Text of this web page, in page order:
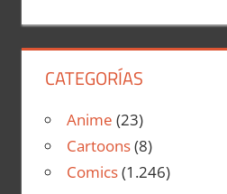
CATEGORÍAS
Anime (23)
Cartoons(8)
Comics(1.246)